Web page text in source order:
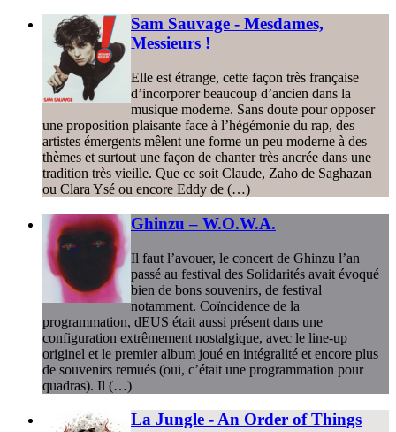
Sam Sauvage - Mesdames,
Messieurs !
Elle est étrange, cette façon très française
d’incorporer beaucoup d’ancien dans la
musique moderne. Sans doute pour opposer
une proposition plaisante face à l’hégémonie du rap, des
artistes émergents mêlent une forme un peu moderne à des
thèmes et surtout une façon de chanter très ancrée dans une
tradition très vieille. Que ce soit Claude, Zaho de Saghazan
ou Clara Ysé ou encore Eddy de (…)
Ghinzu – W.O.W.A.
Il faut l’avouer, le concert de Ghinzu l’an
passé au festival des Solidarités avait évoqué
bien de bons souvenirs, de festival
notamment. Coïncidence de la
programmation, dEUS était aussi présent dans une
configuration extrêmement nostalgique, avec le line-up
originel et le premier album joué en intégralité et encore plus
de souvenirs remués (oui, c’était une programmation pour
quadras). Il (…)
La Jungle - An Order of Things